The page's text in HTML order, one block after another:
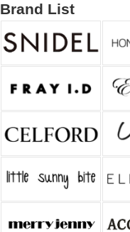
Brand List